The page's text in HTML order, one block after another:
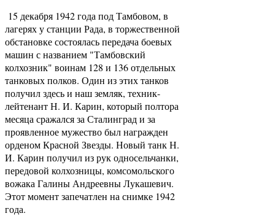
15 декабря 1942 года под Тамбовом, в
лагерях у станции Рада, в торжественной
обстановке состоялась передача боевых
машин с названием "Тамбовский
колхозник" воинам 128 и 136 отдельных
танковых полков. Один из этих танков
получил здесь и наш земляк, техник-
лейтенант Н. И. Карин, который полтора
месяца сражался за Сталинград и за
проявленное мужество был награжден
орденом Красной Звезды. Новый танк Н.
И. Карин получил из рук односельчанки,
передовой колхозницы, комсомольского
вожака Галины Андреевны Лукашевич.
Этот момент запечатлен на снимке 1942
года.